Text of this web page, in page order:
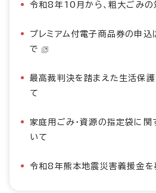
令和8年10月から、粗大ごみの
プレミアム付電子商品券の申込
で
最高裁判決を踏まえた生活保
て
家庭用ごみ・資源の指定袋に
いて
令和8年熊本地震災害義援金を